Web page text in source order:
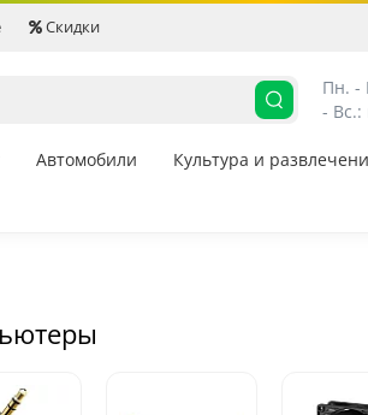
Скидки
Пн. -
- Вс.:
Автомобили Культура и